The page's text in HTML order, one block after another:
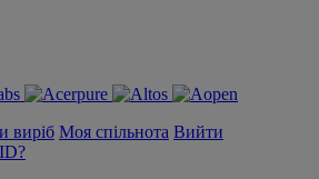
виріб Моя спільнота Вийти